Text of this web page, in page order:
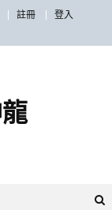
註冊
登入